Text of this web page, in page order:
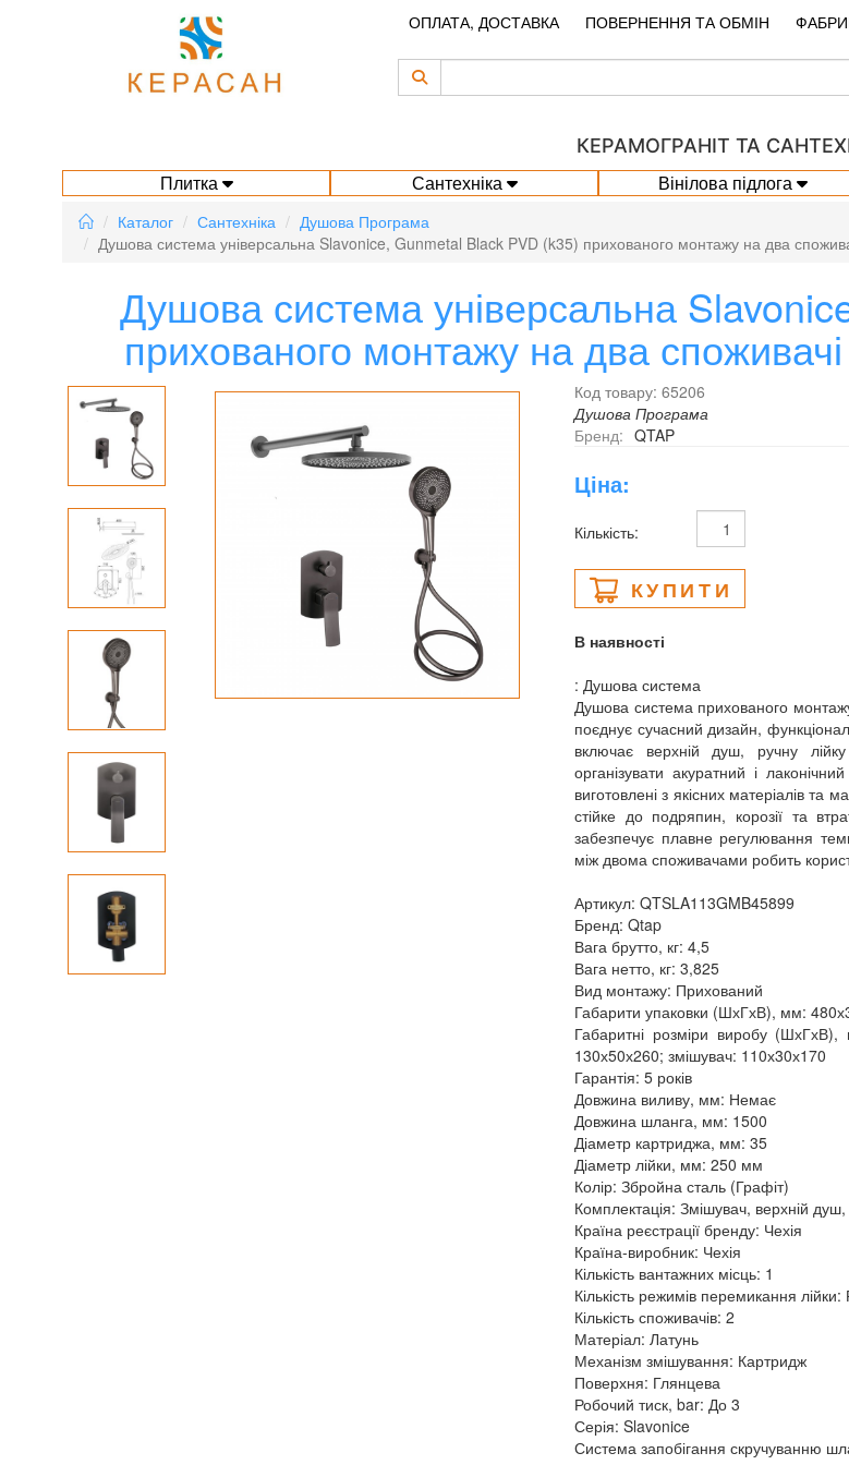
ОПЛАТА, ДОСТАВКА ПОВЕРНЕННЯ ТА ОБМІН
КЕРАМОГРАНІТ ТА
Плитка Сантехніка Вінілова підлога
Каталог Сантехніка
Душова Програма
Душова система універсальна Slavonice, Gunmetal Black PVD (k35) прихованого монтажу на два
Душова система універсальна
прихованого монтажу на два
Код товару: 65206
Душова Програма
Бренд: QTAP
Ціна:
Кількість:
КУПИТИ
В наявності
: Душова система
Душова система прихованого
поєднує сучасний дизайн,
включає верхній душ, ручну
організувати акуратний і
виготовлені з якісних матеріалів та
стійке до подряпин, корозії та
забезпечує плавне регулювання
між двома споживачами робить
Артикул: QTSLA113GMB45899
Бренд: Qtap
Вага брутто, кг: 4,5
Вага нетто, кг: 3,825
Вид монтажу: Прихований
Габарити упаковки (ШхГхВ), мм:
Габаритні розміри виробу
130х50х260; змішувач: 110х30х170
Гарантія: 5 років
Довжина виливу, мм: Немає
Довжина шланга, мм: 1500
Діаметр картриджа, мм: 35
Діаметр лійки, мм: 250 мм
Колір: Збройна сталь (Графіт)
Комплектація: Змішувач, верхній
Країна реєстрації бренду: Чехія
Країна-виробник: Чехія
Кількість вантажних місць: 1
Кількість режимів перемикання
Кількість споживачів: 2
Матеріал: Латунь
Механізм змішування: Картридж
Поверхня: Глянцева
Робочий тиск, bar: До 3
Серія: Slavonice
Система запобігання скручуванню